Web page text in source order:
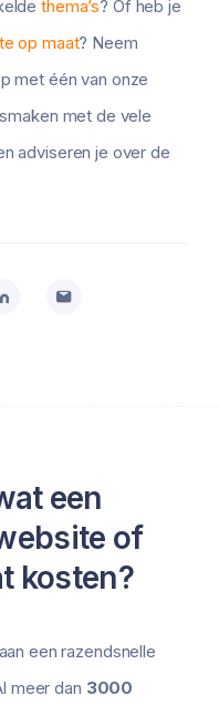
thema’s? Of heb je
op maat? Neem
met één van onze
met de vele
adviseren je over de
een
of
kosten?
een razendsnelle
meer dan 3000